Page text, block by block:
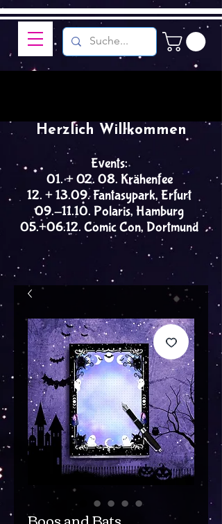
Events:
01. + 02. 08. Krähenfee
12. + 13.09. Fantasypark, Erfurt
09.-11.10. Polaris, Hamburg
05.+06.12. Comic Con, Dortmund
Herzlich Willkommen